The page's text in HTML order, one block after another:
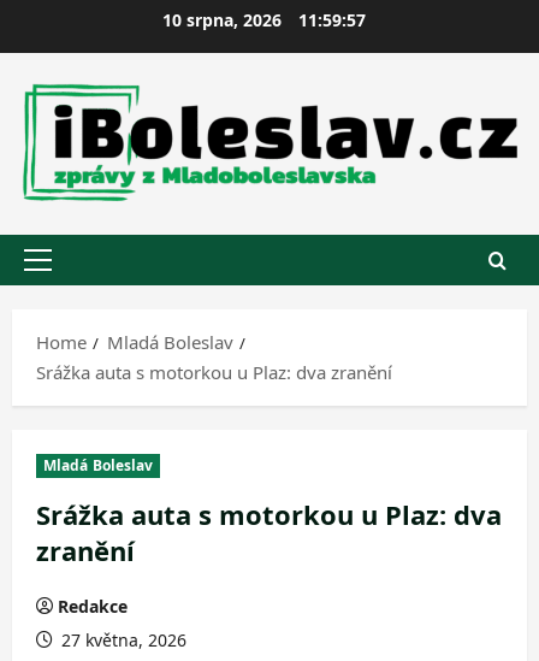
to
content
10 srpna, 2026 11:59:57
Primary
Home
Mladá Boleslav
Srážka auta s motorkou u Plaz: dva zranění
Mladá Boleslav
Srážka auta s motorkou u Plaz: dva
zranění
Redakce
27 května, 2026